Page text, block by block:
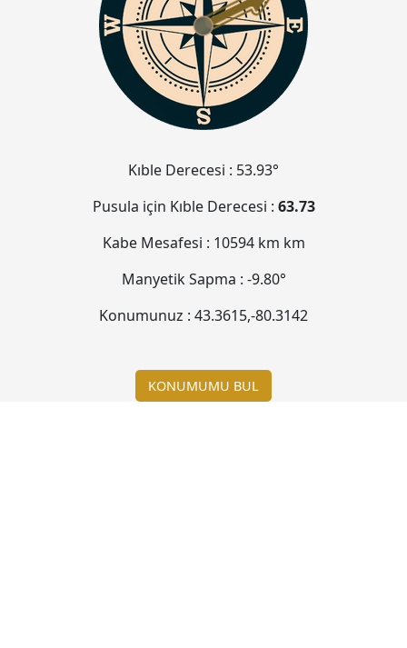
Kıble Derecesi : 53.93°
Pusula için Kıble Derecesi : 63.73
Kabe Mesafesi : 10594 km km
Manyetik Sapma : -9.80°
Konumunuz : 43.3615,-80.3143
KONUMUMU BUL